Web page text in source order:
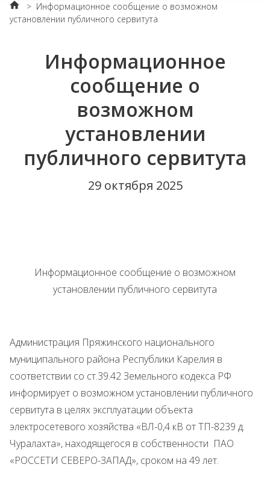
> Информационное сообщение о возможном
установлении публичного сервитута
Информационное
сообщение о
возможном
установлении
публичного сервитута
29 октября 2025
Информационное сообщение о возможном
установлении публичного сервитута
Администрация Пряжинского национального
муниципального района Республики Карелия в
соответствии со ст.39.42 Земельного кодекса РФ
информирует о возможном установлении публичного
сервитута в целях эксплуатации объекта
электросетевого хозяйства «ВЛ-0,4 кВ от ТП-8239 д.
Чуралахта», находящегося в собственности ПАО
«РОССЕТИ СЕВЕРО-ЗАПАД», сроком на 49 лет.